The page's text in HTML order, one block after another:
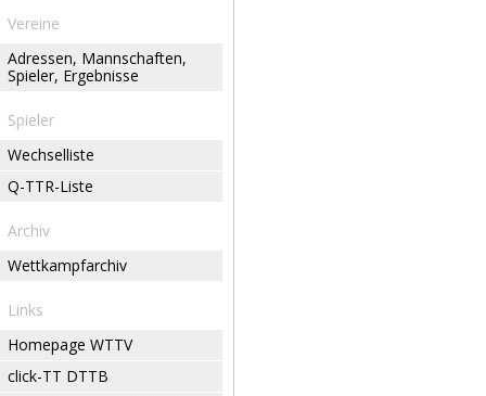
Vereine
Adressen, Mannschaften,
Spieler, Ergebnisse
Spieler
Wechselliste
Q-TTR-Liste
Archiv
Wettkampfarchiv
Links
Homepage WTTV
click-TT DTTB